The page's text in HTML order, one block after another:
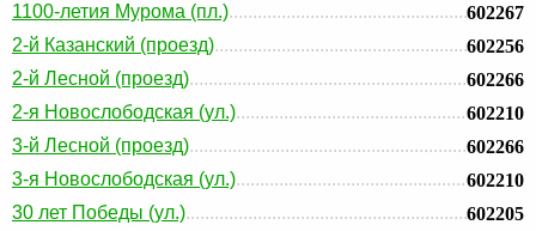
1100-летия Мурома (пл.)
602267
2-й Казанский (проезд)
602256
2-й Лесной (проезд)
602266
2-я Новослободская (ул.)
602210
3-й Лесной (проезд)
602266
3-я Новослободская (ул.)
602210
30 лет Победы (ул.)
602205